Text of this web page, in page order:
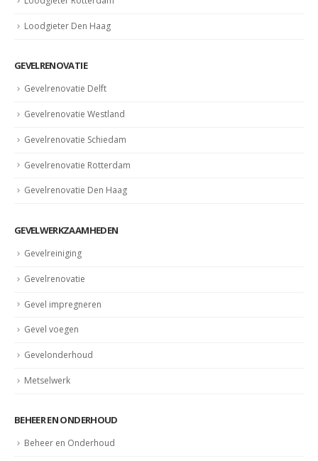
Loodgieter Den Haag
GEVELRENOVATIE
Gevelrenovatie Delft
Gevelrenovatie Westland
Gevelrenovatie Schiedam
Gevelrenovatie Rotterdam
Gevelrenovatie Den Haag
GEVELWERKZAAMHEDEN
Gevelreiniging
Gevelrenovatie
Gevel impregneren
Gevel voegen
Gevelonderhoud
Metselwerk
BEHEER EN ONDERHOUD
Beheer en Onderhoud